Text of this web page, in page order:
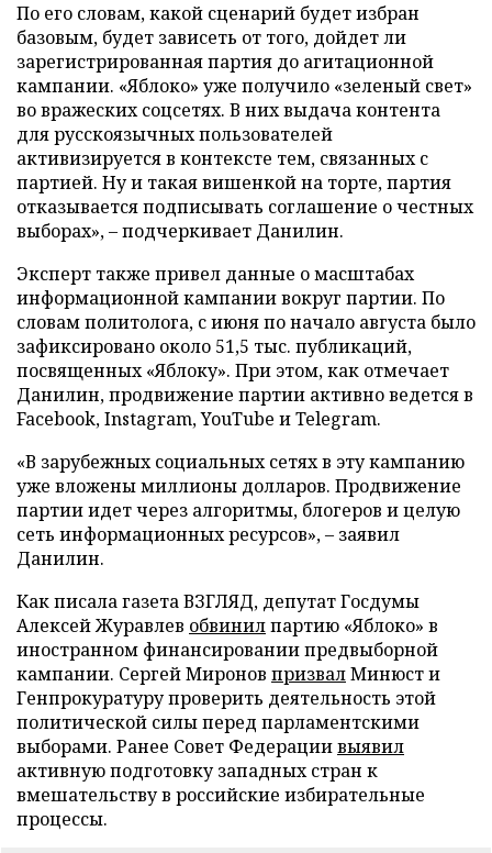
По его словам, какой сценарий будет избран
базовым, будет зависеть от того, дойдет ли
зарегистрированная партия до агитационной
кампании. «Яблоко» уже получило «зеленый свет»
во вражеских соцсетях. В них выдача контента
для русскоязычных пользователей
активизируется в контексте тем, связанных с
партией. Ну и такая вишенкой на торте, партия
отказывается подписывать соглашение о честных
выборах», – подчеркивает Данилин.
Эксперт также привел данные о масштабах
информационной кампании вокруг партии. По
словам политолога, с июня по начало августа было
зафиксировано около 51,5 тыс. публикаций,
посвященных «Яблоку». При этом, как отмечает
Данилин, продвижение партии активно ведется в
Facebook, Instagram, YouTube и Telegram.
«В зарубежных социальных сетях в эту кампанию
уже вложены миллионы долларов. Продвижение
партии идет через алгоритмы, блогеров и целую
сеть информационных ресурсов», – заявил
Данилин.
Как писала газета ВЗГЛЯД, депутат Госдумы
Алексей Журавлев обвинилпартию «Яблоко» в
иностранном финансировании предвыборной
кампании. Сергей Миронов призвалМинюст и
Генпрокуратуру проверить деятельность этой
политической силы перед парламентскими
выборами. Ранее Совет Федерациивыявил
активную подготовку западных стран к
вмешательству в российские избирательные
процессы.